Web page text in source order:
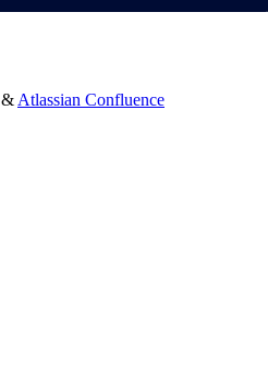
& Atlassian Confluence